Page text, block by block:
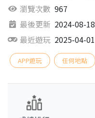
瀏覽次數 967
最後更新 2024-08-18
最近遊玩 2025-04-01
APP遊玩 任何地點